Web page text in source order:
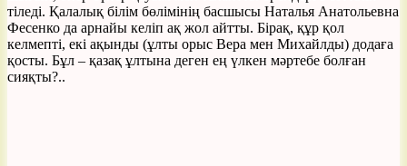
тіледі. Қалалық білім бөлімінің басшысы Наталья Анатольевна
Фесенко да арнайы келіп ақ жол айтты. Бірақ, құр қол
келмепті, екі ақынды (ұлты орыс Вера мен Михайлды) додаға
қосты. Бұл – қазақ ұлтына деген ең үлкен мәртебе болған
сияқты?..